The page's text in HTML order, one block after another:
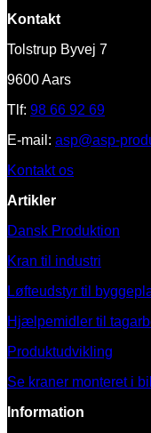
Kontakt
Tolstrup Byvej 7
9600 Aars
Tlf: 98 66 92 69
E-mail: asp@asp-
Kontakt os
Artikler
Dansk Produktion
Kran til industri
Løfteudstyr til
Hjælpemidler til
Produktudvikling
Se kraner monteret i
Information